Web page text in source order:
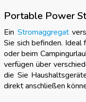
Portable Power
Ein Stromaggregat
Sie sich befinden. Ideal
oder beim
verfügen über
die Sie
direkt anschließen